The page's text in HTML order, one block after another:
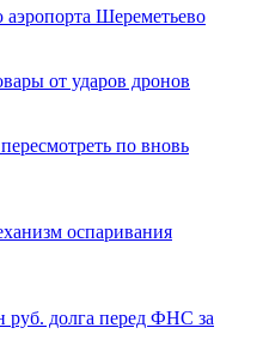
Шереметьево
от ударов дронов
по вновь
оспаривания
руб. долга перед ФНС за